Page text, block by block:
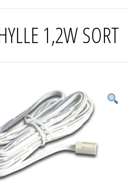
1,2W SORT